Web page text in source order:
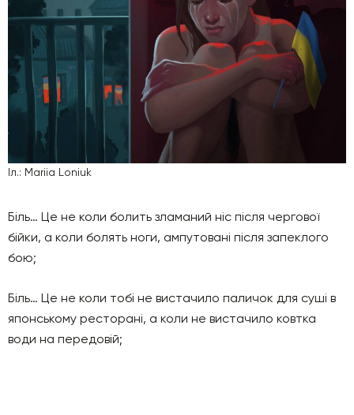
Іл.: Mariia Loniuk
Біль… Це не коли болить зламаний ніс після чергової
бійки, а коли болять ноги, ампутовані після запеклого
бою;
Біль… Це не коли тобі не вистачило паличок для суші в
японському ресторані, а коли не вистачило ковтка
води на передовій;